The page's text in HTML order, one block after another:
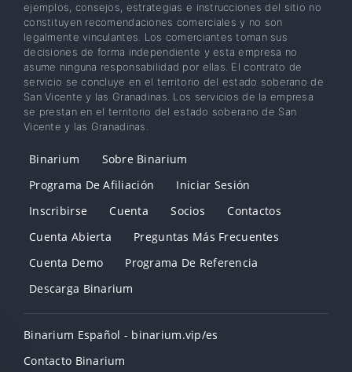
ejemplos, consejos, estrategias e instrucciones del sitio no
constituyen recomendaciones comerciales y no son
legalmente vinculantes. Los comerciantes toman sus
decisiones de forma independiente y esta empresa no
asume ninguna responsabilidad por ellas. El contrato de
servicio se concluye en el territorio del estado soberano de
San Vicente y las Granadinas. Los servicios de la empresa
se prestan en el territorio del estado soberano de San
Vicente y las Granadinas.
Binarium
Sobre Binarium
Programa De Afiliación
Iniciar Sesión
Inscribirse
Cuenta Socios
Contactos
Cuenta Abierta
Preguntas Más Frecuentes
Cuenta Demo
Programa De Referencia
Descarga Binarium
Binarium Español - binarium.vip/es
Contacto Binarium